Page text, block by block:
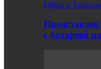
Наука и
с батареей